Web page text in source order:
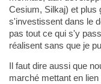
Cesium, Silkaj) et plus
s'investissent dans le
pas tout ce qui s'y
réalisent sans que je
Il faut dire aussi que
marché mettant en